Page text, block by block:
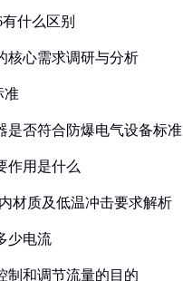
什么区别
核心需求调研与分析
准
是否符合防爆电气设备标准
作用是什么
材质及低温冲击要求解析
少电流
制和调节流量的目的